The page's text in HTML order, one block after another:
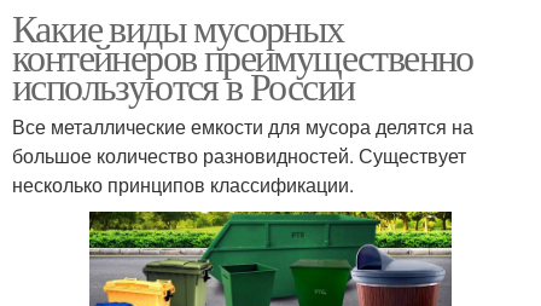
Какие виды мусорных
контейнеров преимущественно
используются в России
Все металлические емкости для мусора делятся на
большое количество разновидностей. Существует
несколько принципов классификации.